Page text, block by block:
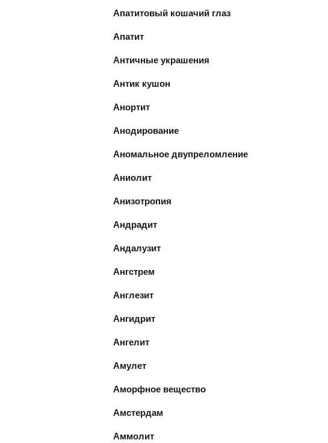
Апатитовый кошачий глаз
Апатит
Античные украшения
Антик кушон
Анортит
Анодирование
Аномальное двупреломление
Аниолит
Анизотропия
Андрадит
Андалузит
Ангстрем
Англезит
Ангидрит
Ангелит
Амулет
Аморфное вещество
Амстердам
Аммолит